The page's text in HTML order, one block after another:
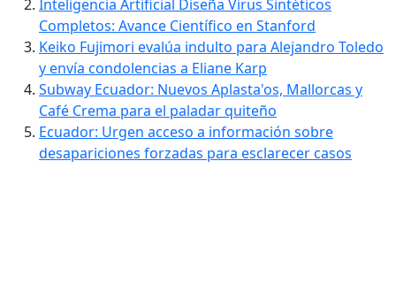
Inteligencia Artificial Diseña Virus Sintéticos
Completos: Avance Científico en Stanford
Keiko Fujimori evalúa indulto para Alejandro Toledo
y envía condolencias a Eliane Karp
Subway Ecuador: Nuevos Aplasta'os, Mallorcas y
Café Crema para el paladar quiteño
Ecuador: Urgen acceso a información sobre
desapariciones forzadas para esclarecer casos